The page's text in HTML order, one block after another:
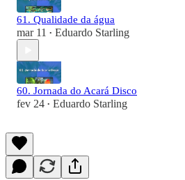
61. Qualidade da água
mar 11 • Eduardo Starling
60. Jornada do Acará Disco
fev 24 • Eduardo Starling